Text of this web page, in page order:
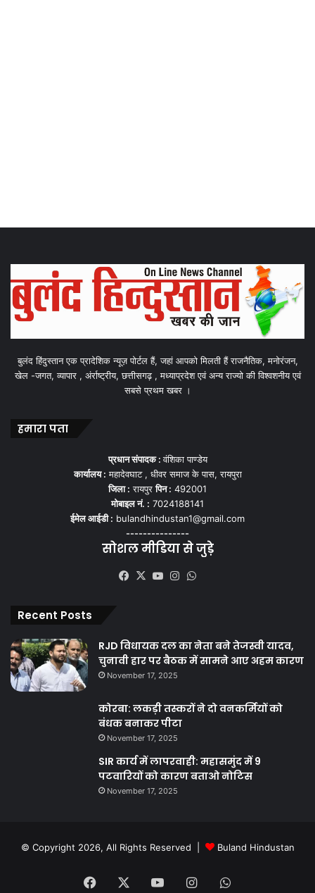
बुलंद हिंदुस्तान एक प्रादेशिक न्यूज़ पोर्टल हैं, जहां आपको मिलती हैं राजनैतिक, मनोरंजन,
खेल -जगत, व्यापार , अंर्राष्ट्रीय, छत्तीसगढ़ , मध्याप्रदेश एवं अन्य राज्यो की विश्वशनीय एवं
सबसे प्रथम खबर ।
हमारा पता
प्रधान संपादक :वंशिका पाण्डेय
कार्यालय : महादेवघाट , धीवर समाज के पास, रायपुरा
जिला : रायपुरपिन : 492001
मोबाइल नं. : 7024188141
ईमेल आईडी : bulandhindustan1@gmail.com
---------------
सोशल मीडिया से जुड़े
Facebook
X YouTubeInstagram
Recent Posts
RJD विधायक दल का नेता बने तेजस्वी यादव,
चुनावी हार पर बैठक में सामने आए अहम कारण
November 17, 2025
कोरबा: लकड़ी तस्करों ने दो वनकर्मियों को
बंधक बनाकर पीटा
November 17, 2025
SIR कार्य में लापरवाही: महासमुंद में 9
पटवारियों को कारण बताओ नोटिस
November 17, 2025
© Copyright 2026, All Rights Reserved | Buland Hindustan
Facebook YouTubeInstagramWhatsApp